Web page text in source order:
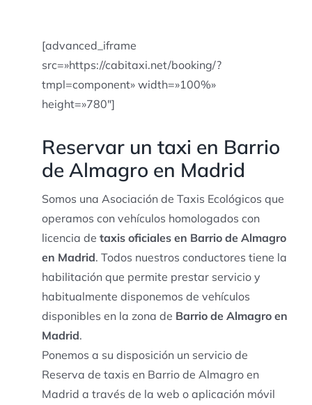
[advanced_iframe
src=»https://cabitaxi.net/booking/?
tmpl=component» width=»100%»
height=»780″]
Reservar un taxi en Barrio
de Almagro en Madrid
Somos una Asociación de Taxis Ecológicos que
operamos con vehículos homologados con
licencia de taxis oficiales en Barrio de Almagro
en Madrid. Todos nuestros conductores tiene la
habilitación que permite prestar servicio y
habitualmente disponemos de vehículos
disponibles en la zona de Barrio de Almagro en
Madrid.
Ponemos a su disposición un servicio de
Reserva de taxis en Barrio de Almagro en
Madrid a través de la web o aplicación móvil